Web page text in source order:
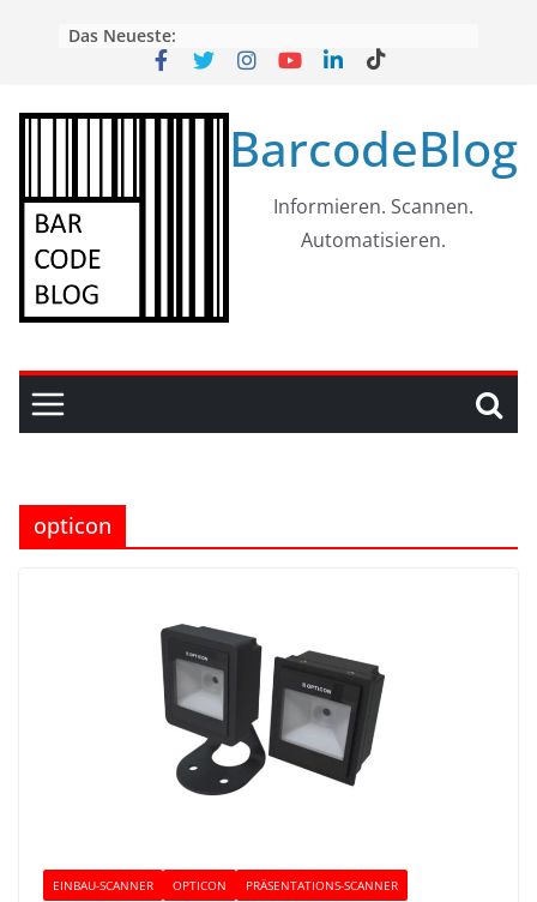
Das Neueste:
BarcodeBlog
Informieren. Scannen.
Automatisieren.
opticon
EINBAU-SCANNER OPTICON PRÄSENTATIONS-SCANNER